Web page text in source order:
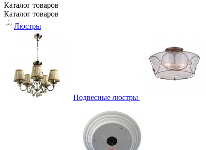
Каталог товаров
Каталог товаров
Люстры
Подвесные люстры